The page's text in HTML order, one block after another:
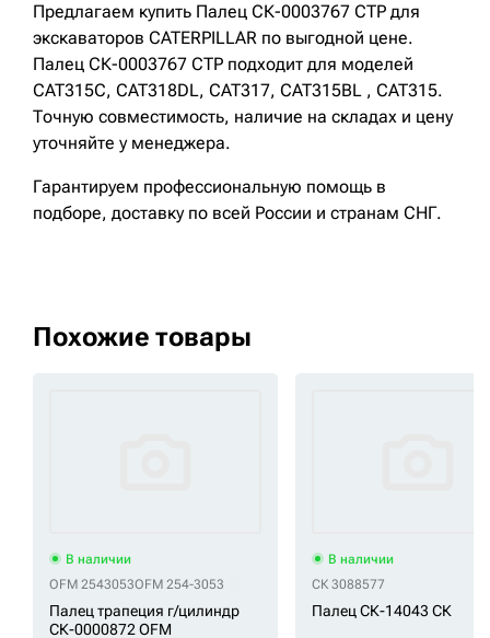
Предлагаем купить Палец СК-0003767 CTP для
экскаваторов CATERPILLAR по выгодной цене.
Палец СК-0003767 CTP подходит для моделей
CAT315C, CAT318DL, CAT317, CAT315BL , CAT315.
Точную совместимость, наличие на складах и цену
уточняйте у менеджера.
Гарантируем профессиональную помощь в
подборе, доставку по всей России и странам СНГ.
Похожие товары
В наличии
OFM 2543053OFM 254-3053
Палец трапеция г/цилиндр
СК-0000872 OFM
В наличии
СК 3088577
Палец СК-14043 СК